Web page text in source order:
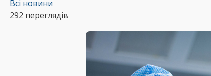
Всі новини
292 переглядів